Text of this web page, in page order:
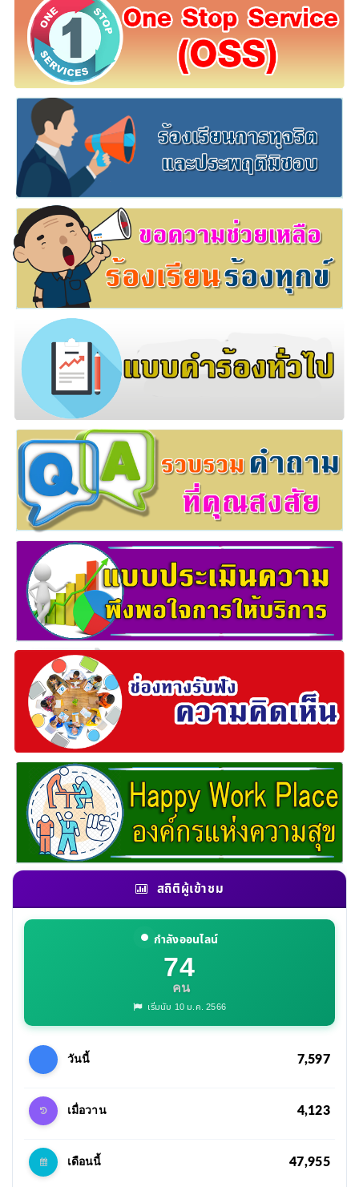
สถิติผู้เข้าชม
กำลังออนไลน์
74
คน
เริ่มนับ 10 ม.ค. 2566
วันนี้ 7,597
เมื่อวาน 4,123
เดือนนี้ 47,955